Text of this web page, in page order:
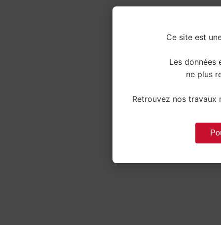
Ce site est
Les données
ne plus
Retrouvez nos